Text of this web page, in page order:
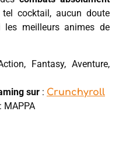
cocktail, aucun doute
meilleurs animes de
Fantasy, Aventure,
sur : Crunchyroll
: MAPPA